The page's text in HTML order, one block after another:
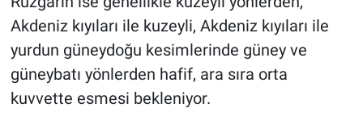
Akdeniz kıyıları ile kuzeyli, Akdeniz kıyıları ile
yurdun güneydoğu kesimlerinde güney ve
güneybatı yönlerden hafif, ara sıra orta
kuvvette esmesi bekleniyor.